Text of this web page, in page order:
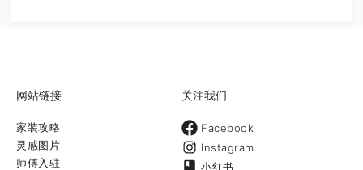
网站链接
家装攻略
灵感图片
师傅入驻
关注我们
Facebook
Instagram
小红书